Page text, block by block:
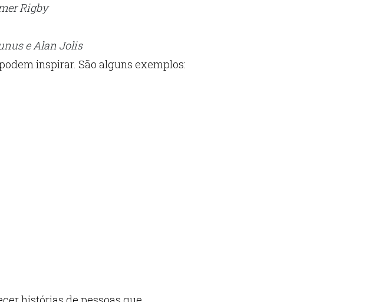
Rigby
e Alan Jolis
inspirar. São alguns exemplos: